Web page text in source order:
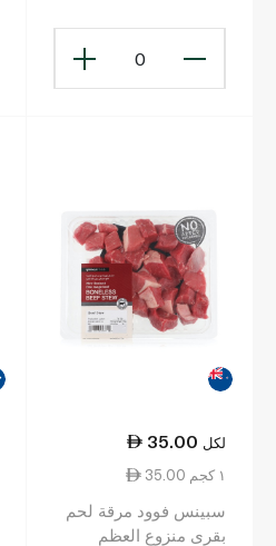
0
35.00 لكل
35.00 ١ كجم
سبينس فوود مرقة لحم
بقرى منزوع العظم